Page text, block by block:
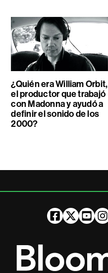
¿Quién era William Orbit,
el productor que trabajó
con Madonna y ayudó a
definir el sonido de los
2000?